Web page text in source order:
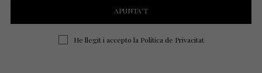
He llegit i accepto la Política de Privacitat